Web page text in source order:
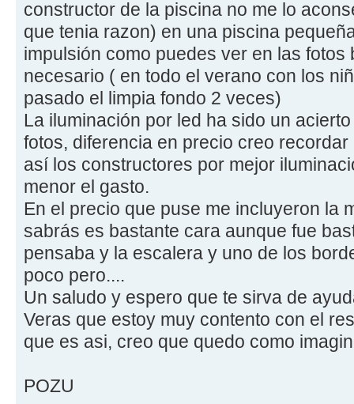
constructor de la piscina no me lo
que tenia razon) en una piscina
impulsión como puedes ver en las
necesario ( en todo el verano con los
pasado el limpia fondo 2 veces)
La iluminación por led ha sido un
fotos, diferencia en precio creo
así los constructores por mejor
menor el gasto.
En el precio que puse me incluyeron la
sabrás es bastante cara aunque fue
pensaba y la escalera y uno de los
poco pero....
Un saludo y espero que te sirva de
Veras que estoy muy contento con el
que es asi, creo que quedo como
POZU